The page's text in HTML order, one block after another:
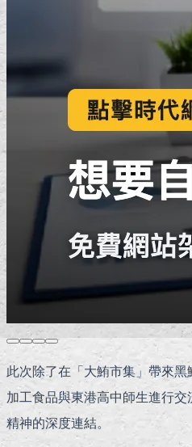
此次除了在「大鮪市集」帶來
加工食品與東港高中師生進行
精神的深度連結。